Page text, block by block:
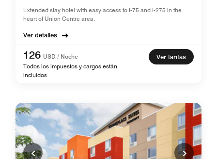
Extended stay hotel with easy access to I-75 and I-275 in the
heart of Union Centre area.
Ver detalles
126 USD / Noche
Todos los impuestos y cargos están
incluidos
Ver tarifas